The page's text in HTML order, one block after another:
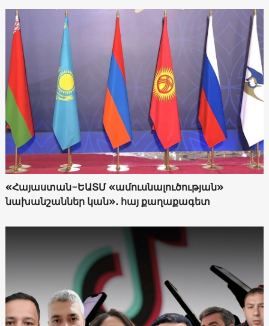
«Հայաստան-ԵԱՏՄ «ամուսնալուծության»
նախանշաններ կան»․ հայ քաղաքագետ